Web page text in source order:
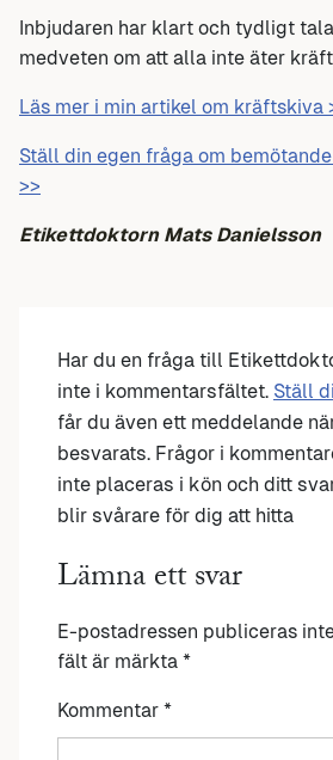
Inbjudaren har klart och tydligt
medveten om att alla inte äter
Läs mer i min artikel om kräftskiva
Ställ din egen fråga om
>>
Etikettdoktorn Mats Danielsson
Har du en fråga till
inte i kommentarsfältet. Ställ
får du även ett meddelande
besvarats. Frågor i
inte placeras i kön och ditt
blir svårare för dig att hitta
Lämna ett svar
E-postadressen publiceras
fält är märkta *
Kommentar *